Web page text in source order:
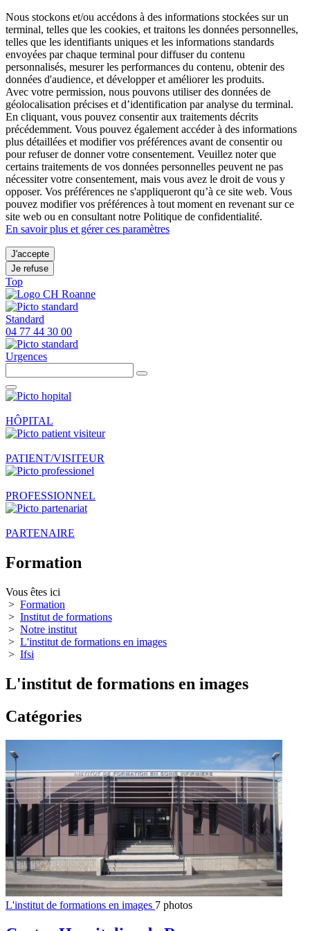
Nous stockons et/ou accédons à des informations stockées sur un
terminal, telles que les cookies, et traitons les données personnelles,
telles que les identifiants uniques et les informations standards
envoyées par chaque terminal pour diffuser du contenu
personnalisés, mesurer les performances du contenu, obtenir des
données d'audience, et développer et améliorer les produits.
Avec votre permission, nous pouvons utiliser des données de
géolocalisation précises et d’identification par analyse du terminal.
En cliquant, vous pouvez consentir aux traitements décrits
précédemment. Vous pouvez également accéder à des informations
plus détaillées et modifier vos préférences avant de consentir ou
pour refuser de donner votre consentement. Veuillez noter que
certains traitements de vos données personnelles peuvent ne pas
nécessiter votre consentement, mais vous avez le droit de vous y
opposer. Vos préférences ne s'appliqueront qu’à ce site web. Vous
pouvez modifier vos préférences à tout moment en revenant sur ce
site web ou en consultant notre Politique de confidentialité.
En savoir plus et gérer ces paramètres
J'accepte
Je refuse
Top
Standard
04 77 44 30 00
Urgences
HÔPITAL
PATIENT/VISITEUR
PROFESSIONNEL
PARTENAIRE
Formation
Vous êtes ici
> Formation
> Institut de formations
> Notre institut
> L'institut de formations en images
> Ifsi
L'institut de formations en images
Catégories
L'institut de formations en images 7 photos